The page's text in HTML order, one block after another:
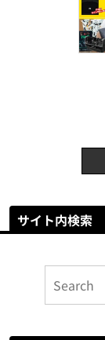
サイト内検索